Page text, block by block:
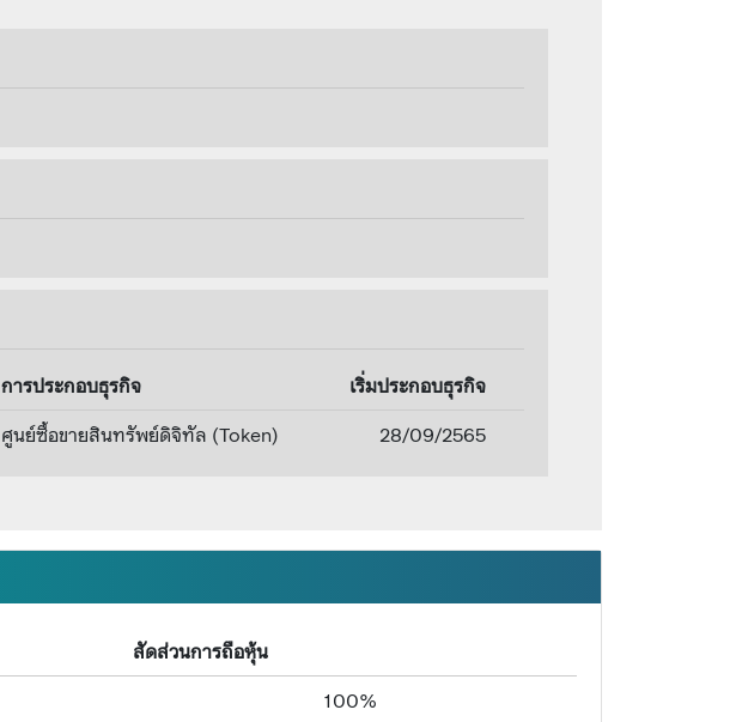
การประกอบธุรกิจ เริ่มประกอบธุรกิจ
ศูนย์ซื้อขายสินทรัพย์ดิจิทัล (Token) 28/09/2565
สัดส่วนการถือหุ้น
100%